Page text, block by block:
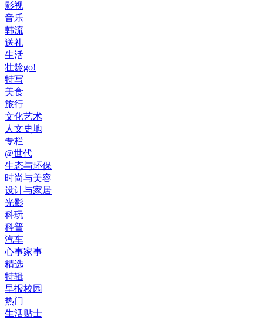
影视
音乐
韩流
送礼
生活
壮龄go!
特写
美食
旅行
文化艺术
人文史地
专栏
@世代
生态与环保
时尚与美容
设计与家居
光影
科玩
科普
汽车
心事家事
精选
特辑
早报校园
热门
生活贴士